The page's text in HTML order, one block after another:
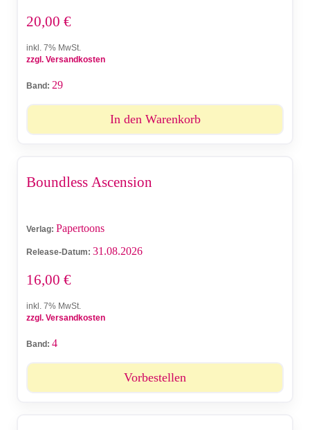
20,00 €
inkl. 7% MwSt.
zzgl. Versandkosten
Band: 29
In den Warenkorb
Boundless Ascension
Verlag: Papertoons
Release-Datum: 31.08.2026
16,00 €
inkl. 7% MwSt.
zzgl. Versandkosten
Band: 4
Vorbestellen